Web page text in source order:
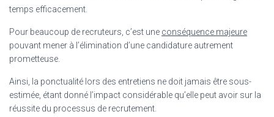
temps efficacement.
Pour beaucoup de recruteurs, c’est une conséquence majeure
pouvant mener à l’élimination d’une candidature autrement
prometteuse.
Ainsi, la ponctualité lors des entretiens ne doit jamais être sous-
estimée, étant donné l’impact considérable qu’elle peut avoir sur la
réussite du processus de recrutement.